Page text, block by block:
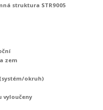
struktura STR9005
zem
okruh)
vyloučeny